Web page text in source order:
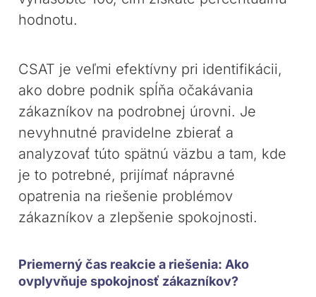
hodnotu.
CSAT je veľmi efektívny pri identifikácii,
ako dobre podnik spĺňa očakávania
zákazníkov na podrobnej úrovni. Je
nevyhnutné pravidelne zbierať a
analyzovať túto spätnú väzbu a tam, kde
je to potrebné, prijímať nápravné
opatrenia na riešenie problémov
zákazníkov a zlepšenie spokojnosti.
Priemerný čas reakcie a riešenia: Ako
ovplyvňuje spokojnosť zákazníkov?